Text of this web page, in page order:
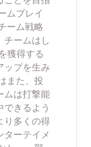
ムプレイ
ーム戦略
チームはし
獲得する
ップを生み
また、投
ムは打撃能
きるよう
り多くの得
ターテイメ